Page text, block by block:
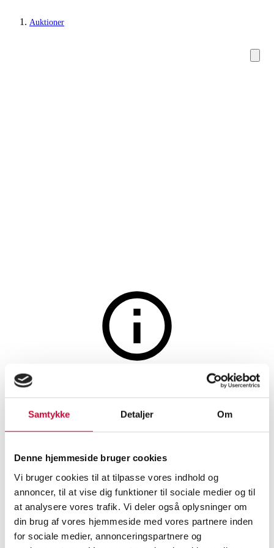
Samtykke Detaljer Om
Denne hjemmeside bruger cookies
Vi bruger cookies til at tilpasse vores indhold og
annoncer, til at vise dig funktioner til sociale medier og til
at analysere vores trafik. Vi deler også oplysninger om
din brug af vores hjemmeside med vores partnere inden
for sociale medier, annonceringspartnere og
Auktioner
Øreringe
Par brillant ørestikker af 14 kt
hvidguld med 3.00 ct.
laboratorieskabte diamanter
(2)
SHOWROOM VARENUMMER